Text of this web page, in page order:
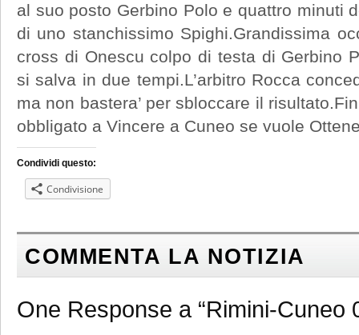
al suo posto Gerbino Polo e quattro minuti
di uno stanchissimo Spighi.Grandissima
cross di Onescu colpo di testa di Gerbino
si salva in due tempi.L’arbitro Rocca
ma non bastera’ per sbloccare il
obbligato a Vincere a Cuneo se vuole
Condividi questo:
Condivisione
COMMENTA LA NOTIZIA
One Response a “Rimini-Cuneo